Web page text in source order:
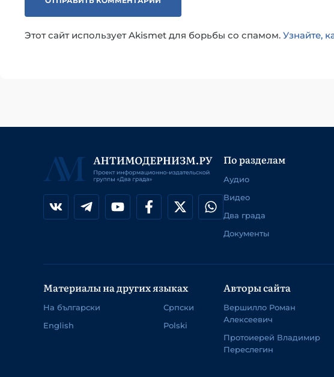
Этот сайт использует Akismet для борьбы со спамом. Узнайте,
По разделам
Аудио
Видео
Два града
Документы
Материалы на других языках
На български
English
Српски
Polski
Авторы сайта
Вершилло Роман
Алексеевич
Протоиерей Владимир
Переслегин